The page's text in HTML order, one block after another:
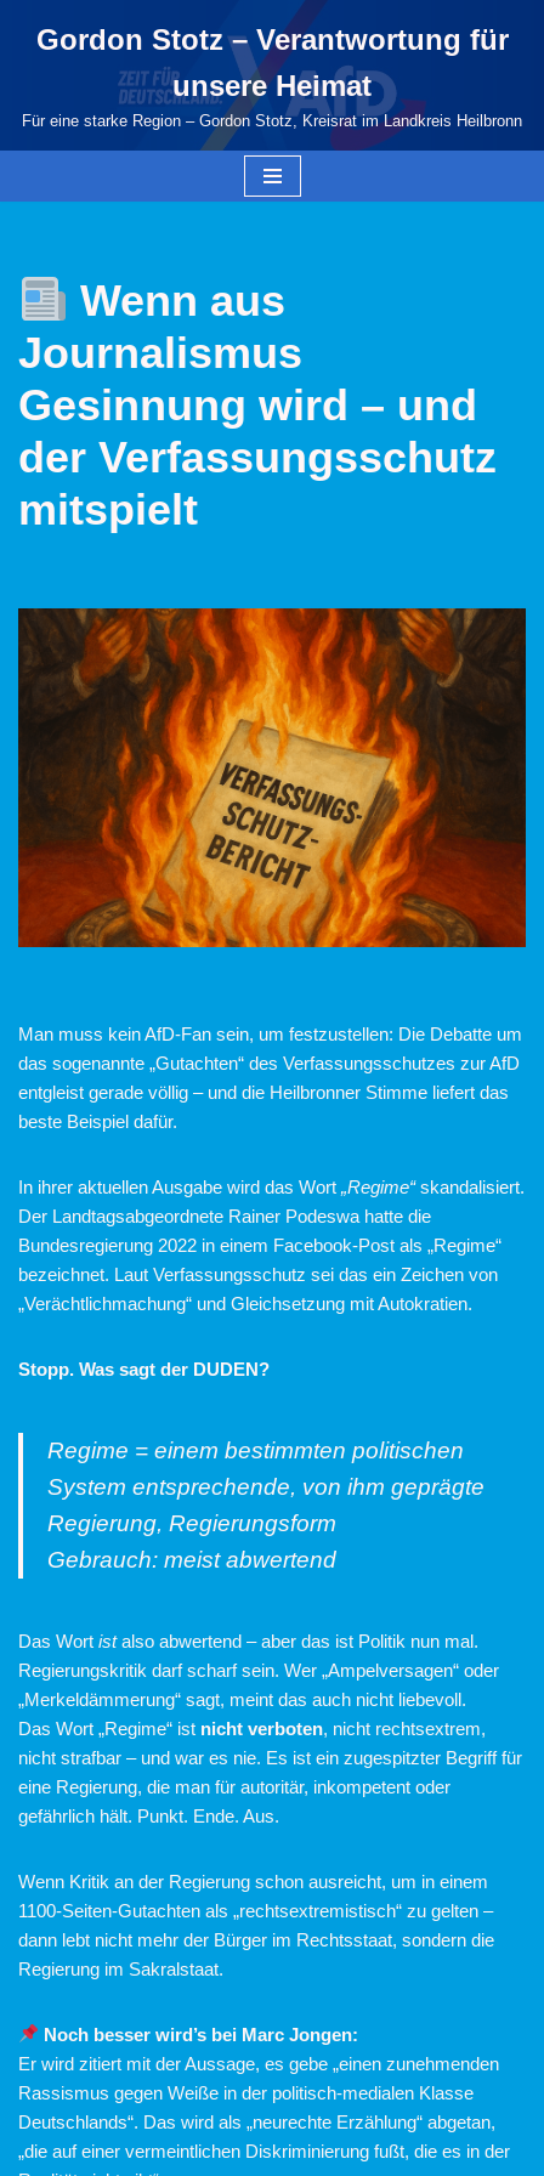
springen
Gordon Stotz – Verantwortung für
unsere Heimat
Für eine starke Region – Gordon Stotz, Kreisrat im Landkreis Heilbronn
Wenn aus
Journalismus
Gesinnung wird – und
der Verfassungsschutz
mitspielt
Man muss kein AfD-Fan sein, um festzustellen: Die Debatte um
das sogenannte „Gutachten“ des Verfassungsschutzes zur AfD
entgleist gerade völlig – und die Heilbronner Stimme liefert das
beste Beispiel dafür.
In ihrer aktuellen Ausgabe wird das Wort „Regime“skandalisiert.
Der Landtagsabgeordnete Rainer Podeswa hatte die
Bundesregierung 2022 in einem Facebook-Post als „Regime“
bezeichnet. Laut Verfassungsschutz sei das ein Zeichen von
„Verächtlichmachung“ und Gleichsetzung mit Autokratien.
Stopp. Was sagt der DUDEN?
Regime = einem bestimmten politischen
System entsprechende, von ihm geprägte
Regierung, Regierungsform
Gebrauch: meist abwertend
Das Wort istalso abwertend – aber das ist Politik nun mal.
Regierungskritik darf scharf sein. Wer „Ampelversagen“ oder
„Merkeldämmerung“ sagt, meint das auch nicht liebevoll.
Das Wort „Regime“ ist nicht verboten, nicht rechtsextrem,
nicht strafbar – und war es nie. Es ist ein zugespitzter Begriff für
eine Regierung, die man für autoritär, inkompetent oder
gefährlich hält. Punkt. Ende. Aus.
Wenn Kritik an der Regierung schon ausreicht, um in einem
1100-Seiten-Gutachten als „rechtsextremistisch“ zu gelten –
dann lebt nicht mehr der Bürger im Rechtsstaat, sondern die
Regierung im Sakralstaat.
Noch besser wird’s bei Marc Jongen:
Er wird zitiert mit der Aussage, es gebe „einen zunehmenden
Rassismus gegen Weiße in der politisch-medialen Klasse
Deutschlands“. Das wird als „neurechte Erzählung“ abgetan,
„die auf einer vermeintlichen Diskriminierung fußt, die es in der